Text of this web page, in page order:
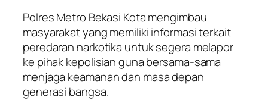
Polres Metro Bekasi Kota mengimbau
masyarakat yang memiliki informasi terkait
peredaran narkotika untuk segera melapor
ke pihak kepolisian guna bersama-sama
menjaga keamanan dan masa depan
generasi bangsa.